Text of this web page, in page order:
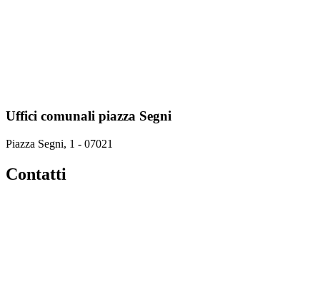
Uffici comunali piazza Segni
Piazza Segni, 1 - 07021
Contatti